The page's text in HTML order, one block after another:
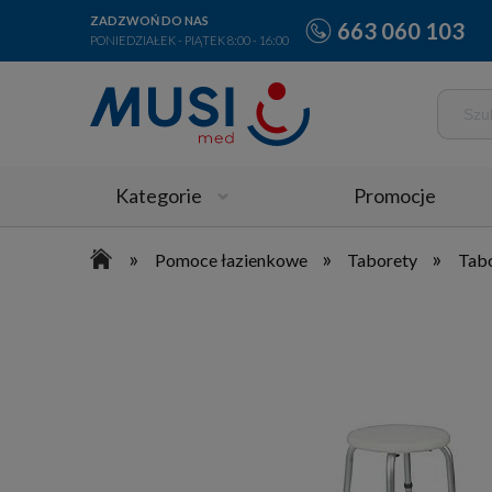
ZADZWOŃ DO NAS
PONIEDZIAŁEK - PIĄTEK 8:00 - 16:00
663 060 103
Kategorie Promocje
» Pomoce łazienkowe » Taborety »